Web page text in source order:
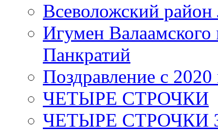
Всеволожский район
Игумен
Панкратий
Поздравление с 2020
ЧЕТЫРЕ СТРОЧКИ
ЧЕТЫРЕ СТРОЧКИ 3